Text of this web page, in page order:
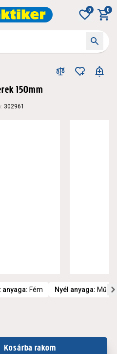
0 0
150mm
: 302961
anyaga: Fém Nyél anyaga:
Kosárba rakom